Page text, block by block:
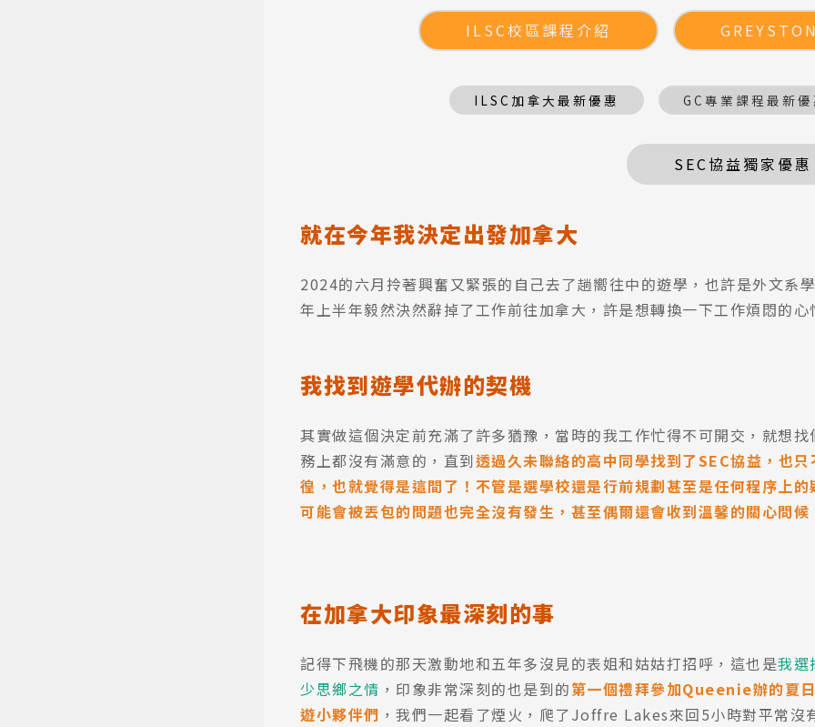
ILSC校區課程介紹
ILSC加拿大最新優惠 GC專業課程最新
SEC協益獨家優惠
就在今年我決定出發加拿大
2024的六月拎著興奮又緊張的自己去了趟嚮往中的遊學，也許是外文系
年上半年毅然決然辭掉了工作前往加拿大，許是想轉換一下工作煩悶的
我找到遊學代辦的契機
其實做這個決定前充滿了許多猶豫，當時的我工作忙得不可開交，就想
務上都沒有滿意的，直到透過久未聯絡的高中同學找到了SEC協益，也
徨，也就覺得是這間了 ！ 不管是選學校還是行前規劃甚至是任何程序上
可能會被丟包的問題也完全沒有發生，甚至偶爾還會收到溫馨的關心問候
在加拿大印象最深刻的事
記得下飛機的那天激動地和五年多沒見的表姐和姑姑打招呼，這也是我選
少思鄉之情 ，印象非常深刻的也是到的第一個禮拜參加Queenie辦的夏
遊小夥伴們 ，我們一起看了煙火，爬了Joffre Lakes來回5小時對平常沒